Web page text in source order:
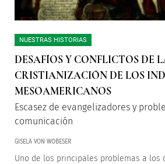
NUESTRAS HISTORIAS
DESAFÍOS Y CONFLICTOS DE
CRISTIANIZACIÓN DE LOS
MESOAMERICANOS
Escasez de evangelizadores y
comunicación
GISELA VON WOBESER
Uno de los principales problemas a los